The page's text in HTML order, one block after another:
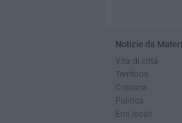
Notizie da
Vita di città
Territorio
Cronaca
Politica
Enti locali